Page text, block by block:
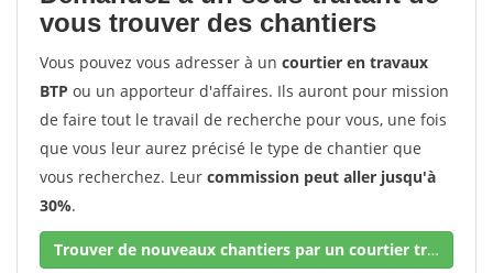
vous trouver des chantiers
Vous pouvez vous adresser à un courtier en travaux
BTP ou un apporteur d'affaires. Ils auront pour mission
de faire tout le travail de recherche pour vous, une fois
que vous leur aurez précisé le type de chantier que
vous recherchez. Leur commission peut aller jusqu'à
30%.
Trouver de nouveaux chantiers par un courtier travaux